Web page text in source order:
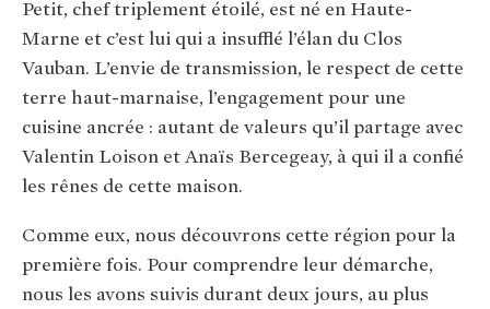
Petit, chef triplement étoilé, est né en Haute-
Marne et c’est lui qui a insufflé l’élan du Clos
Vauban. L’envie de transmission, le respect de cette
terre haut-marnaise, l’engagement pour une
cuisine ancrée : autant de valeurs qu’il partage avec
Valentin Loison et Anaïs Bercegeay, à qui il a confié
les rênes de cette maison.
Comme eux, nous découvrons cette région pour la
première fois. Pour comprendre leur démarche,
nous les avons suivis durant deux jours, au plus